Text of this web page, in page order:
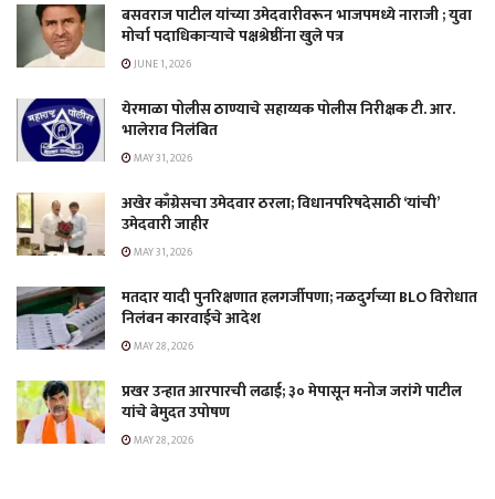
बसवराज पाटील यांच्या उमेदवारीवरून भाजपमध्ये नाराजी ; युवा
मोर्चा पदाधिकाऱ्याचे पक्षश्रेष्ठींना खुले पत्र
JUNE 1, 2026
येरमाळा पोलीस ठाण्याचे सहाय्यक पोलीस निरीक्षक टी. आर.
भालेराव निलंबित
MAY 31, 2026
अखेर काँग्रेसचा उमेदवार ठरला; विधानपरिषदेसाठी ‘यांची’
उमेदवारी जाहीर
MAY 31, 2026
मतदार यादी पुनरिक्षणात हलगर्जीपणा; नळदुर्गच्या BLO विरोधात
निलंबन कारवाईचे आदेश
MAY 28, 2026
प्रखर उन्हात आरपारची लढाई; ३० मेपासून मनोज जरांगे पाटील
यांचे बेमुदत उपोषण
MAY 28, 2026